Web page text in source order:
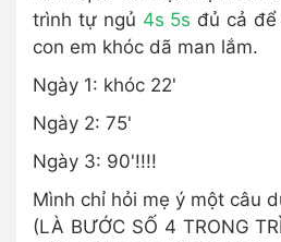
trình tự ngủ 4s 5s đủ cả
con em khóc dã man lắm.
Ngày 1: khóc 22'
Ngày 2: 75'
Ngày 3: 90'!!!!
Mình chỉ hỏi mẹ ý một câu
(LÀ BƯỚC SỐ 4 TRONG